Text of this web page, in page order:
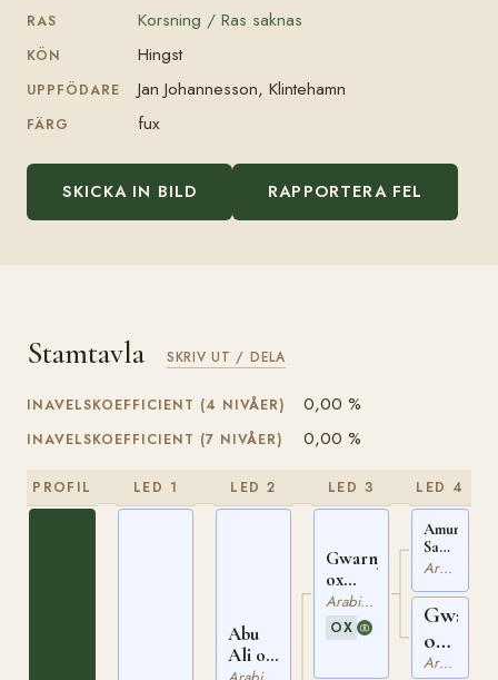
RAS Korsning / Ras saknas
KÖN Hingst
UPPFÖDARE Jan Johannesson, Klintehamn
FÄRG fux
SKICKA IN BILD RAPPORTERA FEL
Stamtavla SKRIV UT / DELA
INAVELSKOEFFICIENT (4 NIVÅER) 0,00 %
INAVELSKOEFFICIENT (7 NIVÅER) 0,00 %
PROFIL LED 1 LED 2
Abu
Ali ox
LED 3
Gwarny
ox
PASB
1527
Arabiskt Fullblod
OX
LED 4
Amurath
Sahib
ox
497
Arabiskt Fullblod
Gwara
ox
PASB
Arabiskt Fullblod